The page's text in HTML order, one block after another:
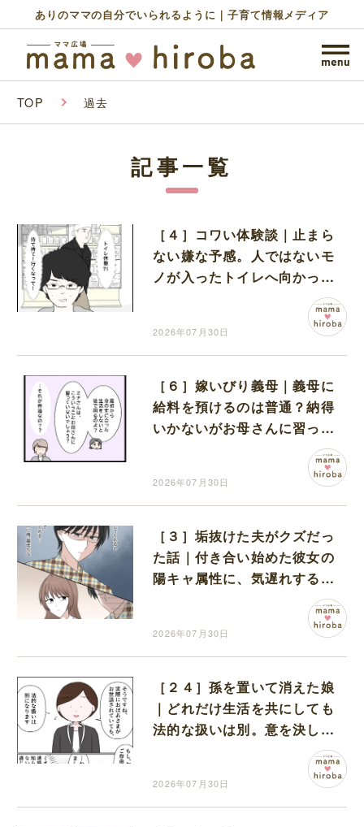
ありのママの自分でいられるように｜子育て情報メディア
TOP 過去
記事一覧
［４］コワい体験談｜止まら
ない嫌な予感。人ではないモ
ノが入ったトイレへ向かって
しまったトラックの運転手
2026年07月30日
［６］嫁いびり義母｜義母に
給料を預けるのは普通？納得
いかないがお母さんに習って
ないでしょと言われ自信が持
2026年07月30日
［３］垢抜けた夫がクズだっ
た話｜付き合い始めた彼女の
陽キャ属性に、気遅れする陰
2026年07月30日
［２４］孫を置いて消えた娘
｜どれだけ生活を共にしても
法的な扱いは別。意を決して
2026年07月30日